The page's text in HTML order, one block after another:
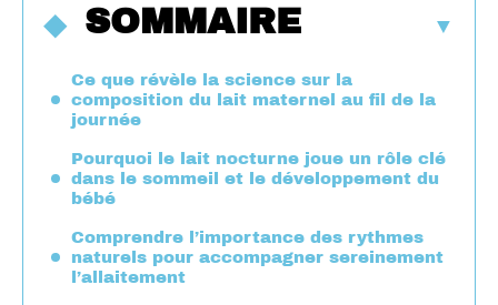
SOMMAIRE
Ce que révèle la science sur la
composition du lait maternel au fil de la
journée
Pourquoi le lait nocturne joue un rôle clé
dans le sommeil et le développement du
bébé
Comprendre l’importance des rythmes
naturels pour accompagner sereinement
l’allaitement